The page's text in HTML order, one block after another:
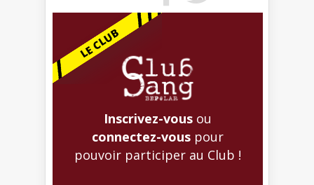
Inscrivez-vous ou
connectez-vous pour
pouvoir participer au Club !